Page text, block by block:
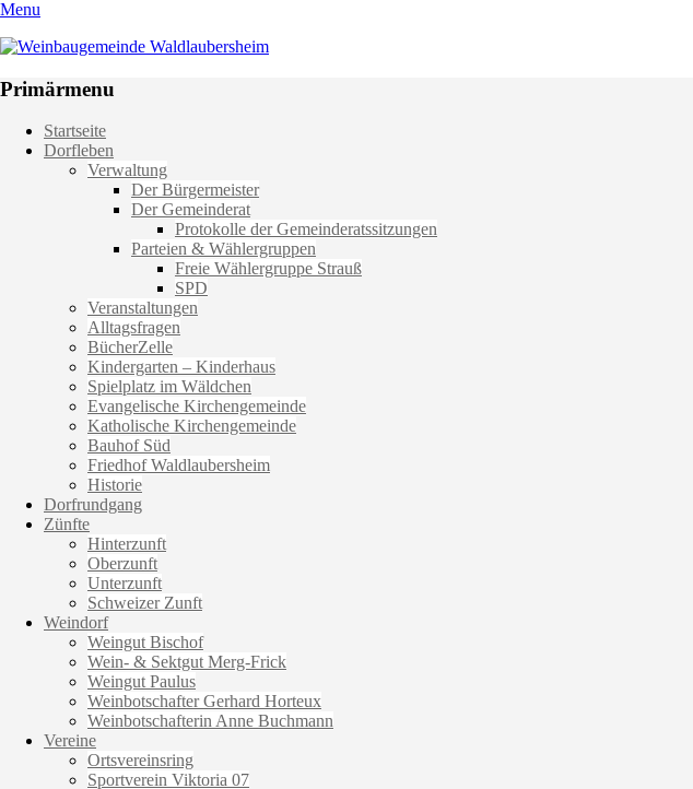
Menu
Weinbaugemeinde Waldlaubersheim
Primärmenu
Weiter
zum
Startseite
Dorfleben
Verwaltung
Der Bürgermeister
Der Gemeinderat
Protokolle der Gemeinderatssitzungen
Parteien & Wählergruppen
Freie Wählergruppe Strauß
SPD
Veranstaltungen
Alltagsfragen
BücherZelle
Kindergarten – Kinderhaus
Spielplatz im Wäldchen
Evangelische Kirchengemeinde
Katholische Kirchengemeinde
Bauhof Süd
Friedhof Waldlaubersheim
Historie
Dorfrundgang
Zünfte
Hinterzunft
Oberzunft
Unterzunft
Schweizer Zunft
Weindorf
Weingut Bischof
Wein- & Sektgut Merg-Frick
Weingut Paulus
Weinbotschafter Gerhard Horteux
Weinbotschafterin Anne Buchmann
Vereine
Ortsvereinsring
Sportverein Viktoria 07